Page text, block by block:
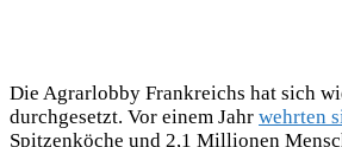
Die Agrarlobby Frankreichs hat sich
durchgesetzt. Vor einem Jahr wehrten
Spitzenköche und 2,1 Millionen